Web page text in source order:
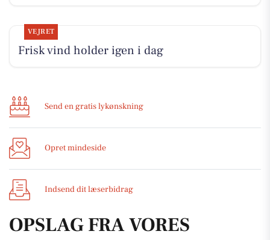
VEJRET
Frisk vind holder igen i dag
Send en gratis lykønskning
Opret mindeside
Indsend dit læserbidrag
OPSLAG FRA VORES